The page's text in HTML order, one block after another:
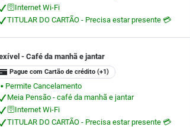
🛜Internet Wi-Fi
TITULAR DO CARTÃO - Precisa estar presente 💳
- Café da manhã e jantar
Pague com Cartão de crédito (+1)
⬤
Permite Cancelamento
Meia Pensão - café da manhã e jantar
🛜Internet Wi-Fi
TITULAR DO CARTÃO - Precisa estar presente 💳